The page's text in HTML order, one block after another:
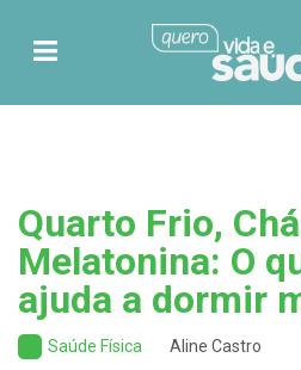
Quarto Frio,
Melatonina: O
ajuda a dormir
Saúde Física Aline Castro